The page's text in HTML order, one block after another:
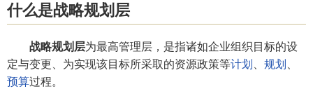
什么是战略规划层
战略规划层为最高管理层，是指诸如企业组织目标的设
定与变更、为实现该目标所采取的资源政策等计划 规划
预算过程。